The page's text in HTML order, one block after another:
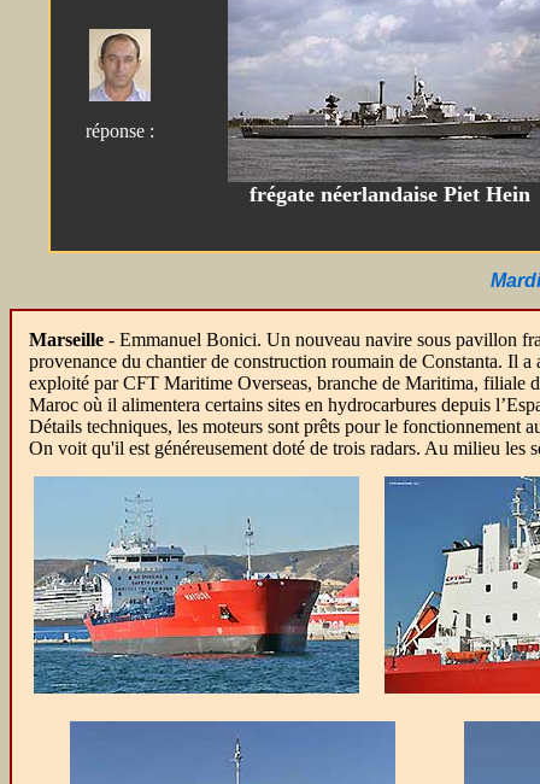
réponse :
frégate néerlandaise Piet Hein
Marseille - Emmanuel Bonici. Un nouveau navire sous pavillon
provenance du chantier de construction roumain de Constanta. Il
exploité par CFT Maritime Overseas, branche de Maritima, filiale
Maroc où il alimentera certains sites en hydrocarbures depuis
Détails techniques, les moteurs sont prêts pour le fonctionnement
On voit qu'il est généreusement doté de trois radars. Au milieu les